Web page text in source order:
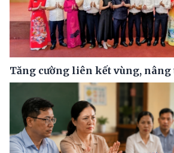
Tăng cường liên kết vùng, nâng